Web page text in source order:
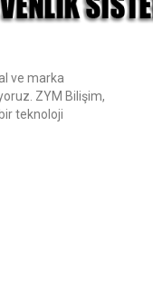
ve marka
ZYM Bilişim,
teknoloji